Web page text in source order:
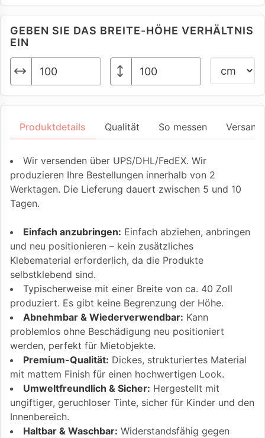
GEBEN SIE DAS BREITE-HÖHE VERHÄLTNIS
EIN
Produktdetails Qualität So messen
Wir versenden über UPS/DHL/FedEX. Wir
produzieren Ihre Bestellungen innerhalb von 2
Werktagen. Die Lieferung dauert zwischen 5 und 10
Tagen.
Einfach anzubringen: Einfach abziehen, anbringen
und neu positionieren – kein zusätzliches
Klebematerial erforderlich, da die Produkte
selbstklebend sind.
Typischerweise mit einer Breite von ca. 40 Zoll
produziert. Es gibt keine Begrenzung der Höhe.
Abnehmbar & Wiederverwendbar: Kann
problemlos ohne Beschädigung neu positioniert
werden, perfekt für Mietobjekte.
Premium-Qualität: Dickes, strukturiertes Material
mit mattem Finish für einen hochwertigen Look.
Umweltfreundlich & Sicher: Hergestellt mit
ungiftiger, geruchloser Tinte, sicher für Kinder und den
Innenbereich.
Haltbar & Waschbar: Widerstandsfähig gegen